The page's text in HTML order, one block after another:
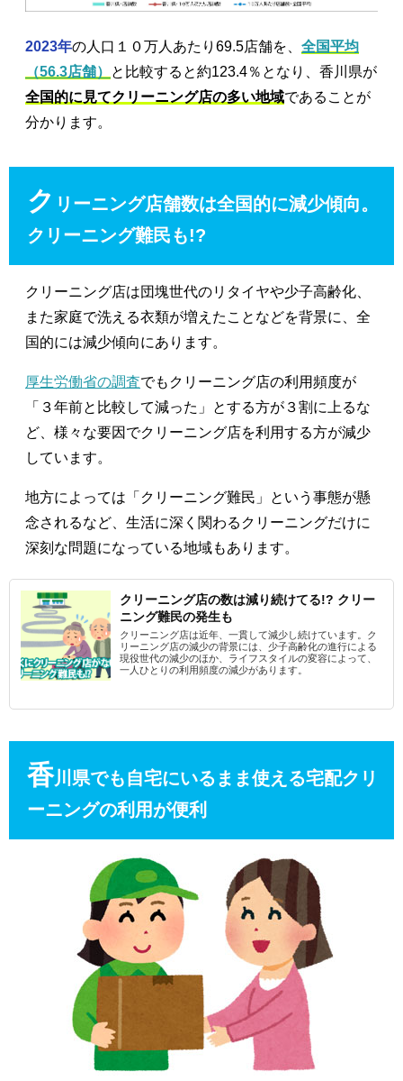
2023年の人口１０万人あたり69.5店舗を、 全国平均
（56.3店舗）
と比較すると約123.4％となり、香川県が
全国的に見てクリーニング店の多い地域であることが
分かります。
ク リーニング店舗数は全国的に減少傾向。
クリーニング難民も!?
クリーニング店は団塊世代のリタイヤや少子高齢化、
また家庭で洗える衣類が増えたことなどを背景に、全
国的には減少傾向にあります。
厚生労働省の調査でもクリーニング店の利用頻度が
「３年前と比較して減った」とする方が３割に上るな
ど、様々な要因でクリーニング店を利用する方が減少
しています。
地方によっては「クリーニング難民」という事態が懸
念されるなど、生活に深く関わるクリーニングだけに
深刻な問題になっている地域もあります。
クリーニング店の数は減り続けてる!? クリー
ニング難民の発生も
クリーニング店は近年、一貫して減少し続けています。ク
リーニング店の減少の背景には、少子高齢化の進行による
現役世代の減少のほか、ライフスタイルの変容によって、
一人ひとりの利用頻度の減少があります。
香川県でも自宅にいるまま使える宅配クリ
ーニングの利用が便利